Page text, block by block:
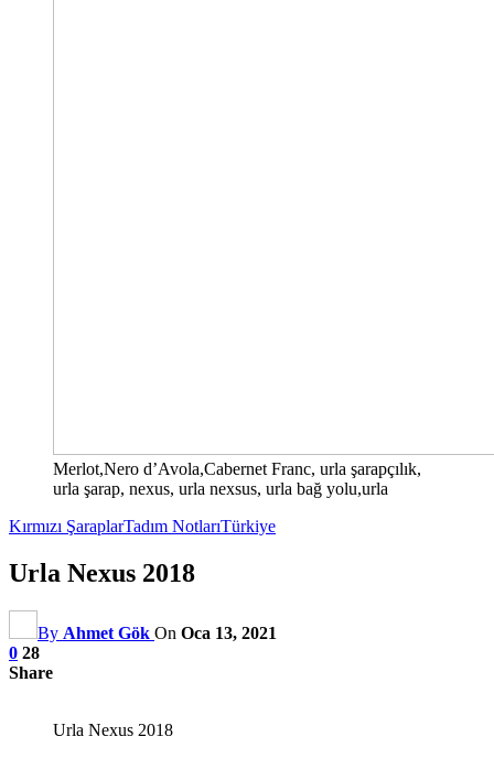
Merlot,Nero d’Avola,Cabernet Franc, urla şarapçılık,
urla şarap, nexus, urla nexsus, urla bağ yolu,urla
Kırmızı ŞaraplarTadım NotlarıTürkiye
Urla Nexus 2018
By Ahmet Gök On Oca 13, 2021
0 28
Share
Urla Nexus 2018